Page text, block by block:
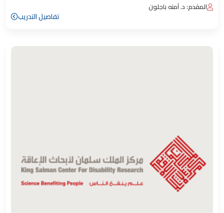
المقدم: د. آمنه باجلون
تفاصيل التدريب